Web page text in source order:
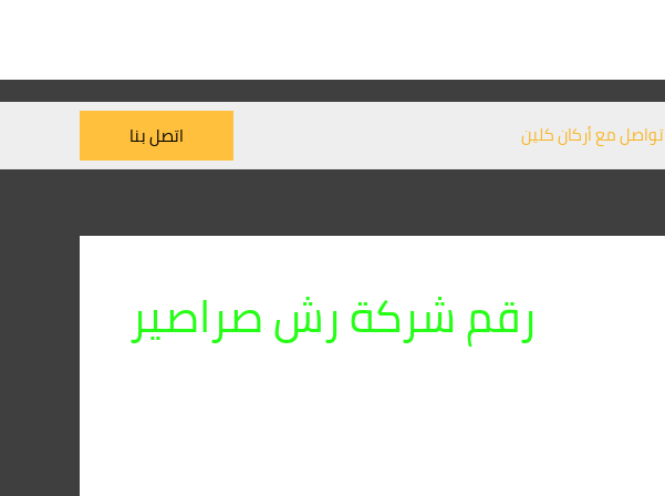
تواصل مع أركان كلين اتصل بنا
رقم شركة رش صراصير